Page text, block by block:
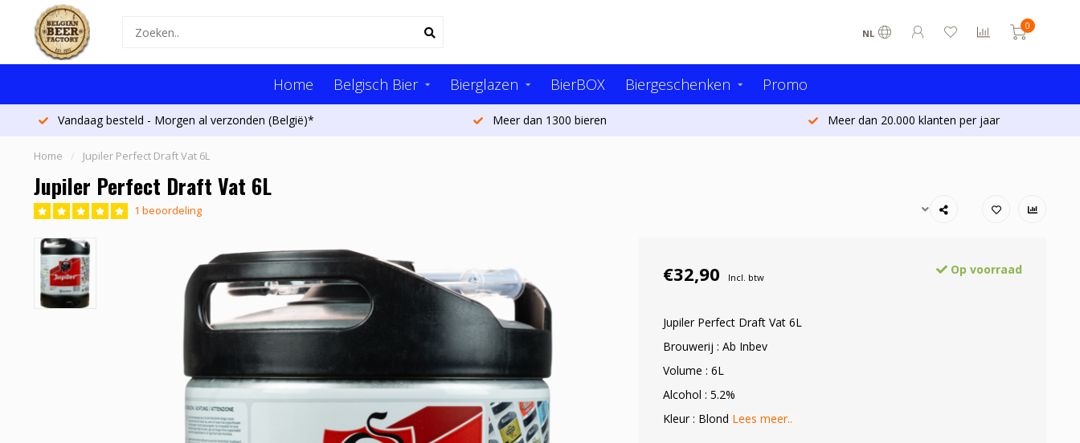
NL
0
Home Belgisch Bier Bierglazen BierBOX Biergeschenken Promo
Vandaag besteld - Morgen al verzonden (België)* Meer dan 1300 bieren Meer dan 20.000 klanten per jaar
Home / Jupiler Perfect Draft Vat 6L
Jupiler Perfect Draft Vat 6L
1 beoordeling
€32,90 Incl. btw
Op voorraad
Jupiler Perfect Draft Vat 6L
Brouwerij : Ab Inbev
Volume : 6L
Alcohol : 5.2%
Kleur : Blond Lees meer..